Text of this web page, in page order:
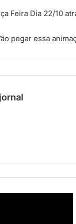
Feira Dia 22/10
pegar essa